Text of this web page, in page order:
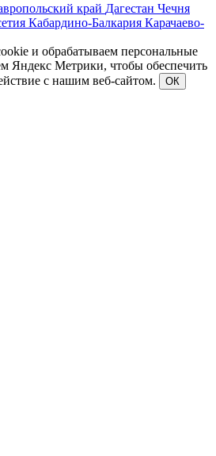
край Дагестан Чечня
Кабардино-Балкария Карачаево-
и обрабатываем персональные
Яндекс Метрики, чтобы обеспечить
с нашим веб-сайтом.
ОК